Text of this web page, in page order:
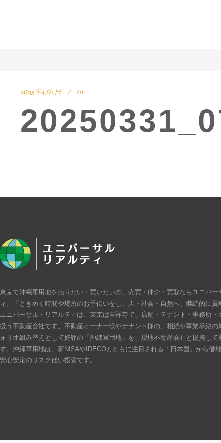
2025年4月1日 In
東京で沖縄軍用地を売りたい・買いたいの、売買・仲介・買取ならユニバー
ィ。「ときめく時間や場所のお手伝いをし、人・社会・自然へ、継続的に貢
ユニバーサル・リアルティは、東京は吉祥寺で、店舗・テナント・事務所・
扱う不動産会社です。不動産オーナー様やテナント様の、相続や事業承継の
ォリオ組み替えとして好評の「沖縄軍用地」を、現地不動産会社と提携して
す。沖縄軍用地は、新NISAやIDECOとともに注目される「日本国」から借
安心安定のリスク低い投資です。